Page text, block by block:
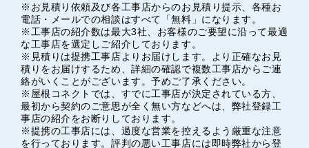
※お見積り依頼及び各工事店からのお見積り提示、各種お
電話・メールでの相談はすべて「無料」になります。
※工事店の紹介数は最大3社、お客様のご要望に沿って最適
な工事店を選定しご紹介しております。
※見積りは提携工事店よりお届けします。より正確なお見
積りをお届けするため、詳細の確認で複数工事店からご連
絡がいくことがございます。予めご了承ください。
※屋根コネクトでは、すでに工事店が決定されている方、
最初から契約のご意思が全く無い方などへは、弊社登録工
事店の紹介をお断りしております。
※提携の工事店には、過度な営業を控えるよう厳重な注意
を行っております。評判の悪い工事店には即時弊社から登